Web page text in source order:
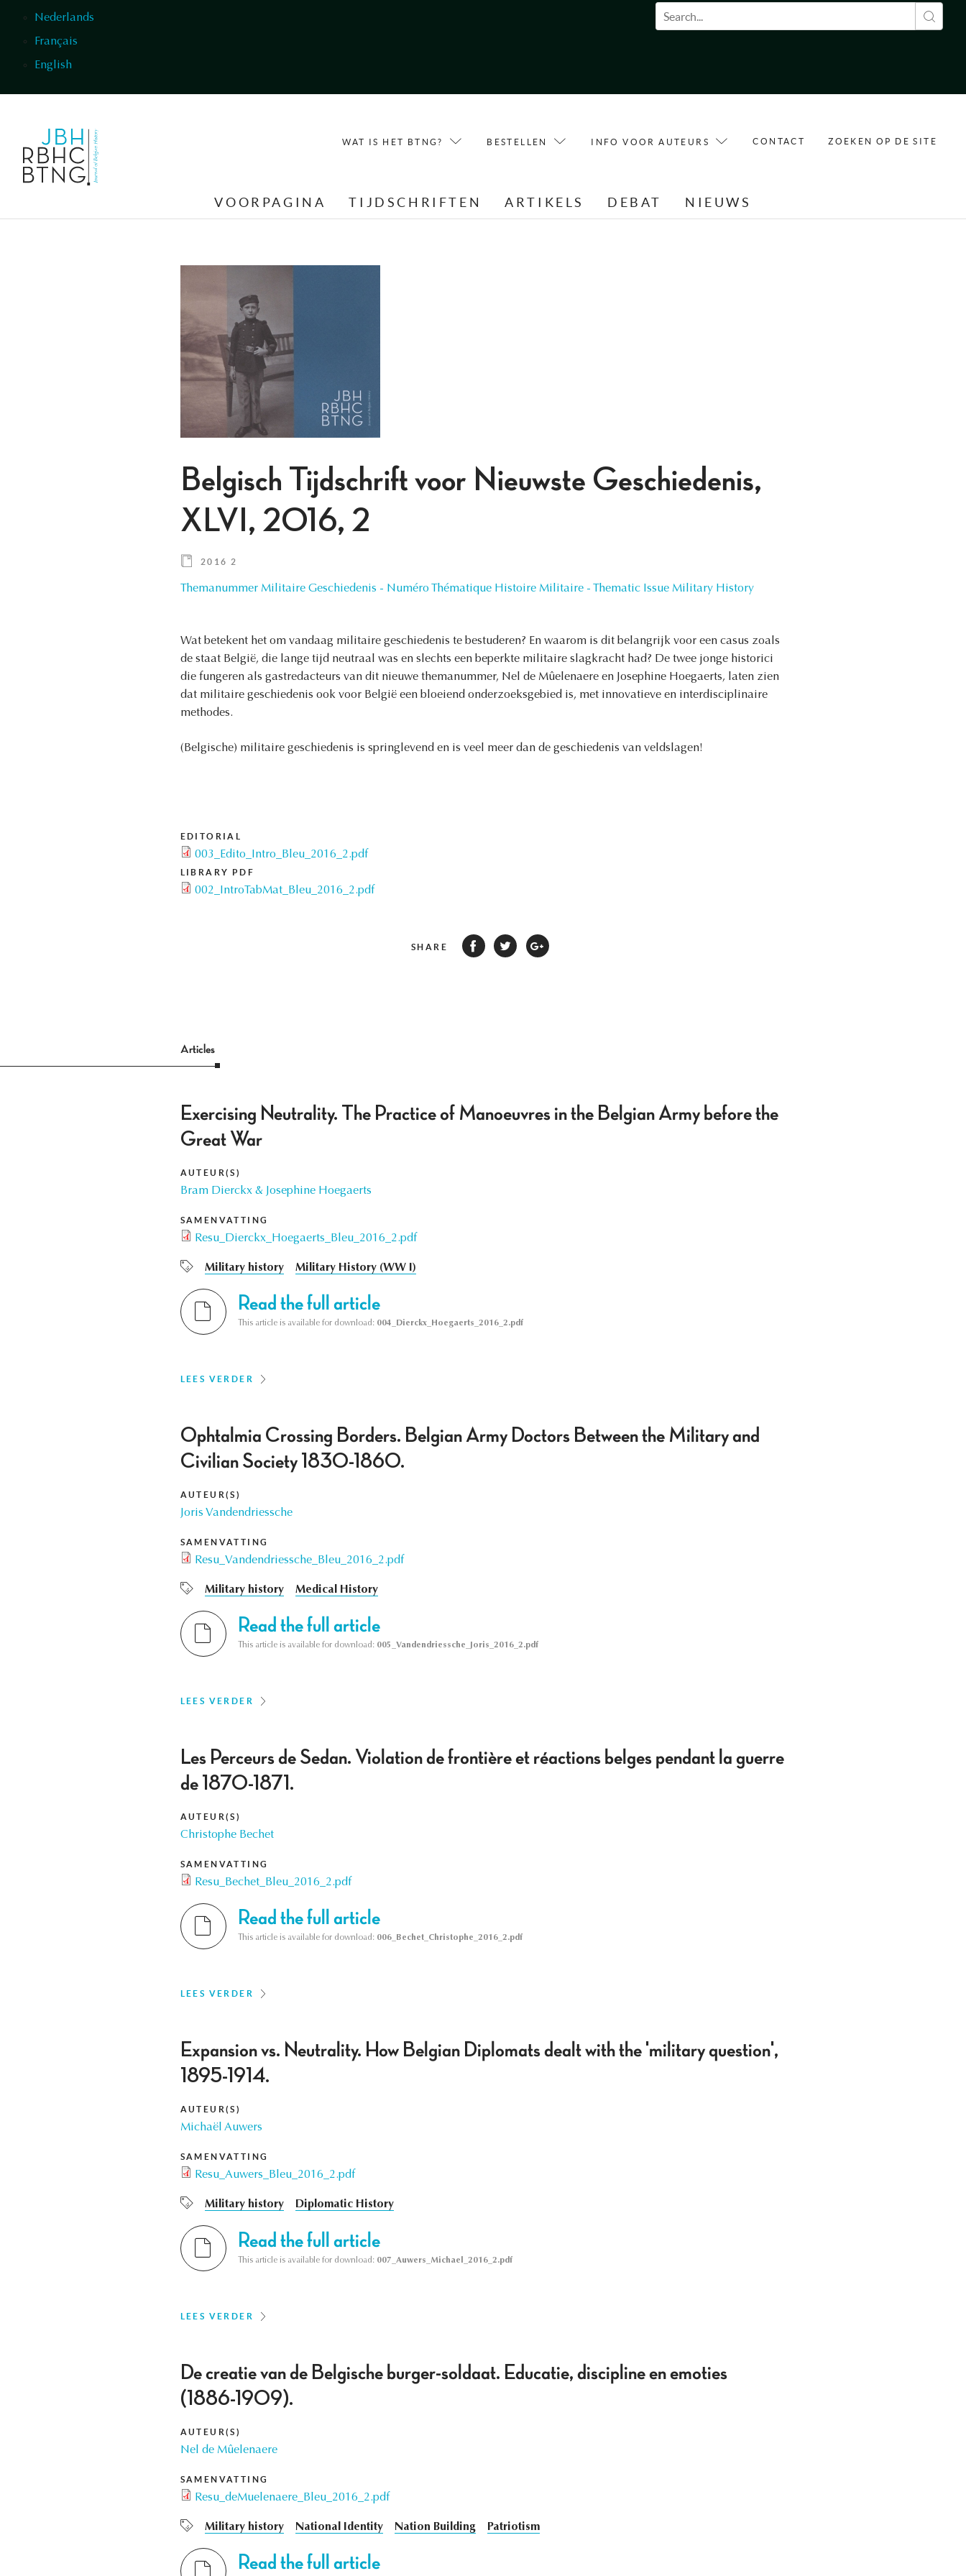
Nederlands
Français
English
Zoekveld
WAT IS HET BTNG? BESTELLEN INFO VOOR AUTEURS CONTACT ZOEKEN OP DE SITE
VOORPAGINA TIJDSCHRIFTEN ARTIKELS DEBAT NIEUWS
Belgisch Tijdschrift voor Nieuwste Geschiedenis,
XLVI, 2016, 2
2016 2
Themanummer Militaire Geschiedenis - Numéro Thématique Histoire Militaire - Thematic Issue Military History
Wat betekent het om vandaag militaire geschiedenis te bestuderen? En waarom is dit belangrijk voor een casus zoals
de staat België, die lange tijd neutraal was en slechts een beperkte militaire slagkracht had? De twee jonge historici
die fungeren als gastredacteurs van dit nieuwe themanummer, Nel de Mûelenaere en Josephine Hoegaerts, laten zien
dat militaire geschiedenis ook voor België een bloeiend onderzoeksgebied is, met innovatieve en interdisciplinaire
methodes.
(Belgische) militaire geschiedenis is springlevend en is veel meer dan de geschiedenis van veldslagen!
EDITORIAL
003_Edito_Intro_Bleu_2016_2.pdf
LIBRARY PDF
002_IntroTabMat_Bleu_2016_2.pdf
SHARE
Articles
Exercising Neutrality. The Practice of Manoeuvres in the Belgian Army before the
Great War
AUTEUR(S)
Bram Dierckx & Josephine Hoegaerts
SAMENVATTING
Resu_Dierckx_Hoegaerts_Bleu_2016_2.pdf
Military history Military History (WW I)
Read the full article
This article is available for download: 004_Dierckx_Hoegaerts_2016_2.pdf
LEES VERDER
Ophtalmia Crossing Borders. Belgian Army Doctors Between the Military and
Civilian Society 1830-1860.
AUTEUR(S)
Joris Vandendriessche
SAMENVATTING
Resu_Vandendriessche_Bleu_2016_2.pdf
Military history Medical History
Read the full article
This article is available for download: 005_Vandendriessche_Joris_2016_2.pdf
LEES VERDER
Les Perceurs de Sedan. Violation de frontière et réactions belges pendant la guerre
de 1870-1871.
AUTEUR(S)
Christophe Bechet
SAMENVATTING
Resu_Bechet_Bleu_2016_2.pdf
Read the full article
This article is available for download: 006_Bechet_Christophe_2016_2.pdf
LEES VERDER
Expansion vs. Neutrality. How Belgian Diplomats dealt with the 'military question',
1895-1914.
AUTEUR(S)
Michaël Auwers
SAMENVATTING
Resu_Auwers_Bleu_2016_2.pdf
Military history Diplomatic History
Read the full article
This article is available for download: 007_Auwers_Michael_2016_2.pdf
LEES VERDER
De creatie van de Belgische burger-soldaat. Educatie, discipline en emoties
(1886-1909).
AUTEUR(S)
Nel de Mûelenaere
SAMENVATTING
Resu_deMuelenaere_Bleu_2016_2.pdf
Military history National Identity Nation Building Patriotism
Read the full article